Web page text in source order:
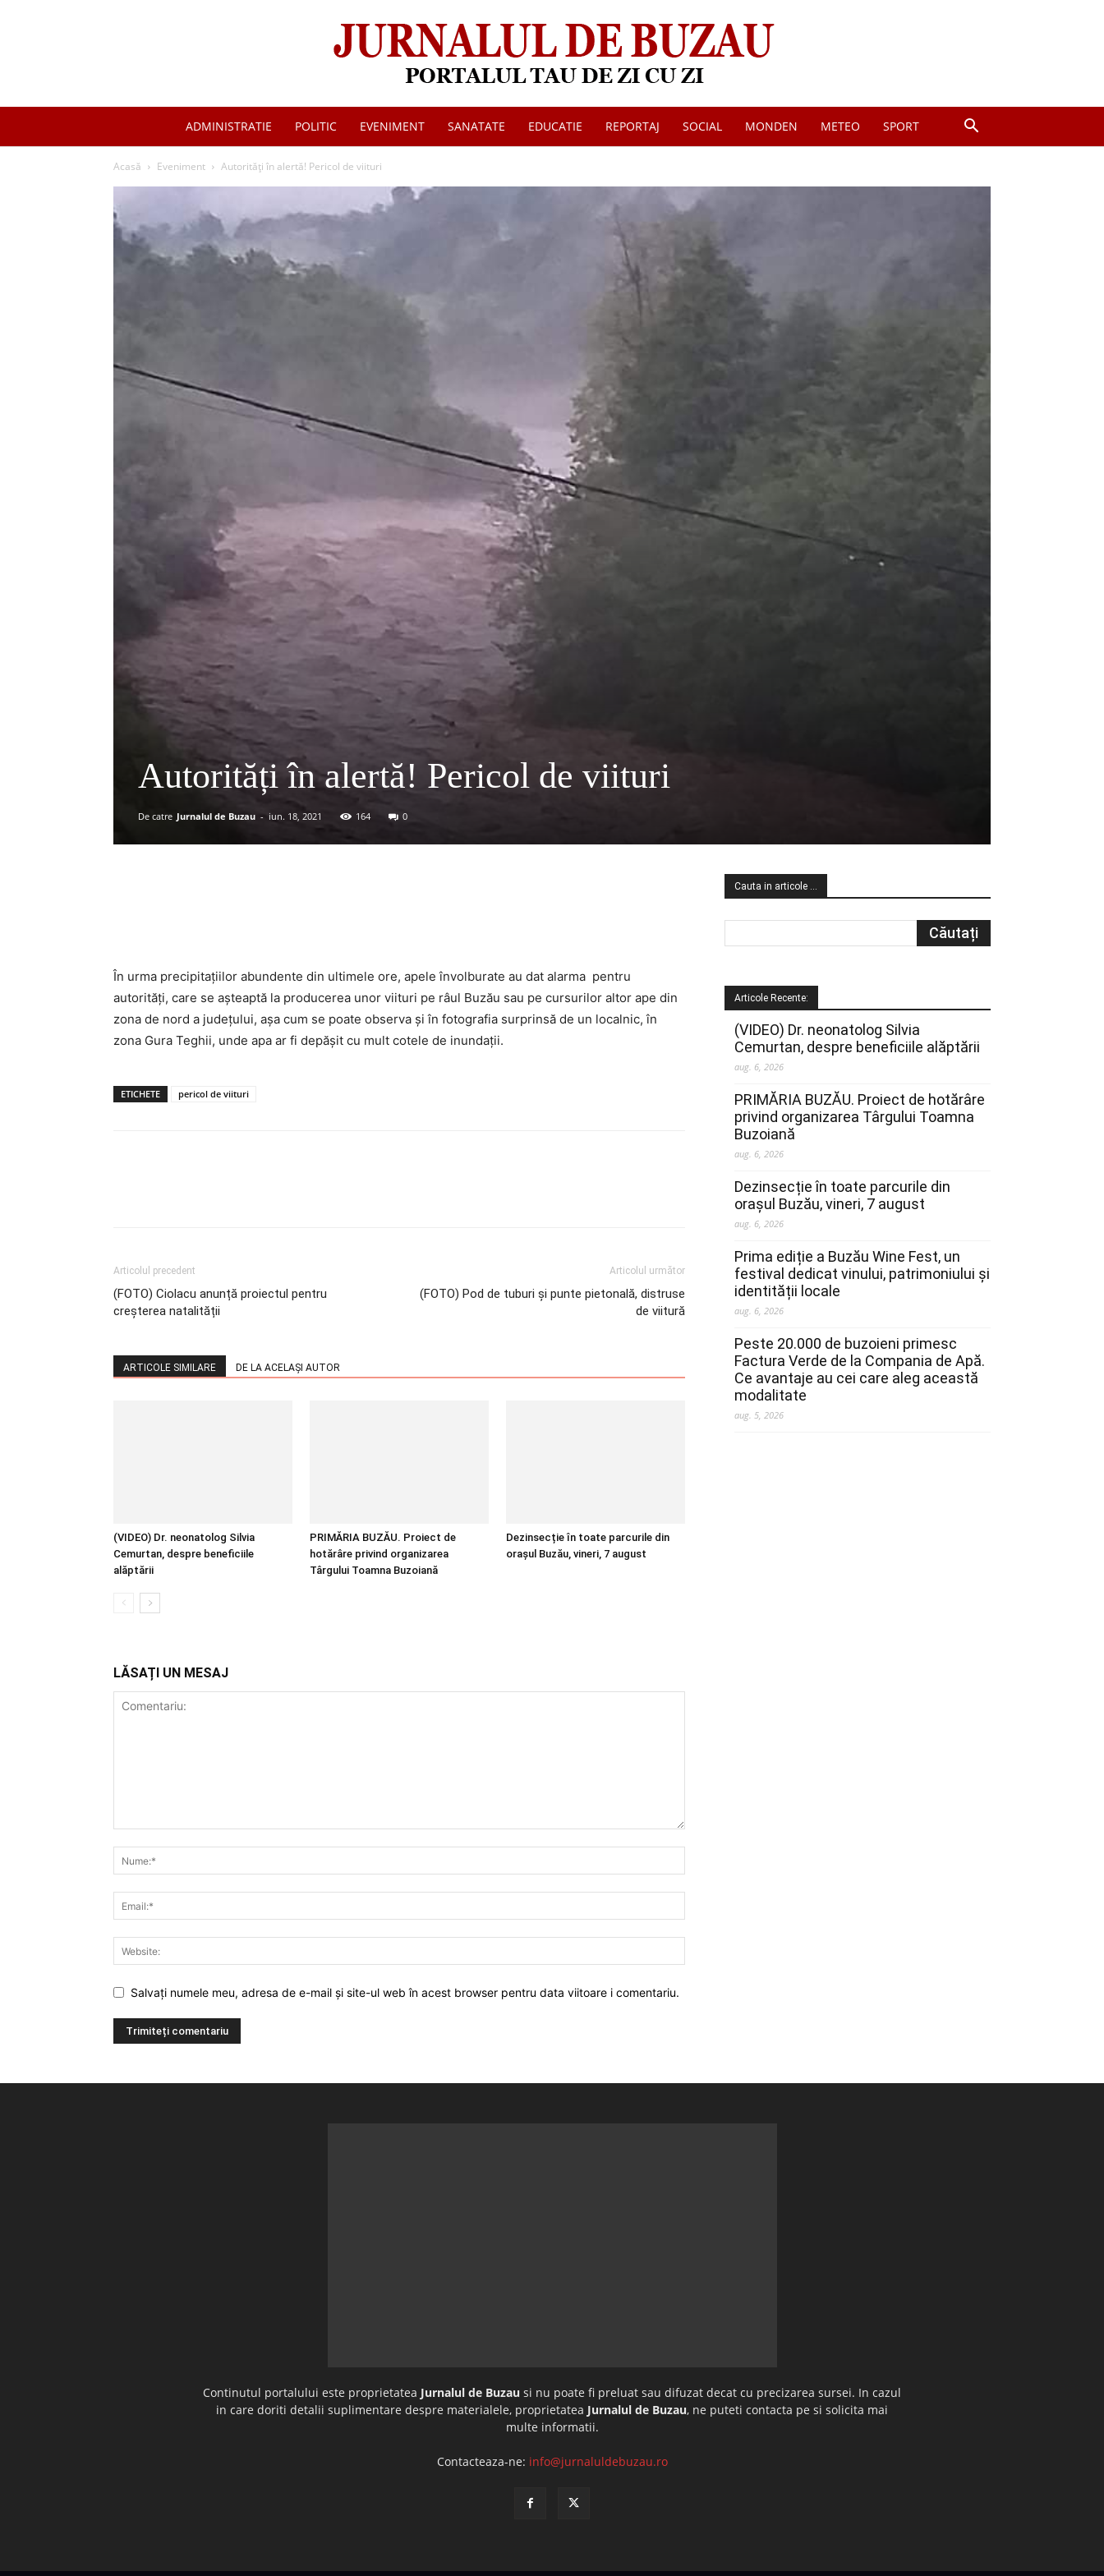
Jurnalul
ADMINISTRATIE POLITIC EVENIMENT SANATATE EDUCATIE REPORTAJ SOCIAL MONDEN METEO SPORT
Acasă Eveniment Autorități în alertă! Pericol de viituri
Autorități în alertă! Pericol de viituri
De catre Jurnalul de Buzau - iun. 18, 2021 164 0
În urma precipitațiilor abundente din ultimele ore, apele învolburate au dat alarma pentru
autorități, care se așteaptă la producerea unor viituri pe râul Buzău sau pe cursurilor altor ape din
zona de nord a județului, așa cum se poate observa și în fotografia surprinsă de un localnic, în
zona Gura Teghii, unde apa ar fi depășit cu mult cotele de inundații.
ETICHETE pericol de viituri
Articolul precedent
(FOTO) Ciolacu anunță proiectul pentru
creșterea natalității
Articolul următor
(FOTO) Pod de tuburi și punte pietonală, distruse
de viitură
ARTICOLE SIMILARE DE LA ACELAȘI AUTOR
(VIDEO) Dr. neonatolog Silvia
Cemurtan, despre beneficiile
alăptării
PRIMĂRIA BUZĂU. Proiect de
hotărâre privind organizarea
Târgului Toamna Buzoiană
Dezinsecție în toate parcurile din
orașul Buzău, vineri, 7 august
LĂSAȚI UN MESAJ
Salvați numele meu, adresa de e-mail și site-ul web în acest browser pentru data viitoare i comentariu.
Cauta in articole …
Articole Recente:
(VIDEO) Dr. neonatolog Silvia
Cemurtan, despre beneficiile alăptării
aug. 6, 2026
PRIMĂRIA BUZĂU. Proiect de hotărâre
privind organizarea Târgului Toamna
Buzoiană
aug. 6, 2026
Dezinsecție în toate parcurile din
orașul Buzău, vineri, 7 august
aug. 6, 2026
Prima ediție a Buzău Wine Fest, un
festival dedicat vinului, patrimoniului și
identității locale
aug. 6, 2026
Peste 20.000 de buzoieni primesc
Factura Verde de la Compania de Apă.
Ce avantaje au cei care aleg această
modalitate
aug. 5, 2026
Continutul portalului este proprietatea Jurnalul de Buzau si nu poate fi preluat sau difuzat decat cu precizarea sursei. In cazul
in care doriti detalii suplimentare despre materialele, proprietatea Jurnalul de Buzau, ne puteti contacta pe si solicita mai
multe informatii.
Contacteaza-ne: info@jurnaluldebuzau.ro